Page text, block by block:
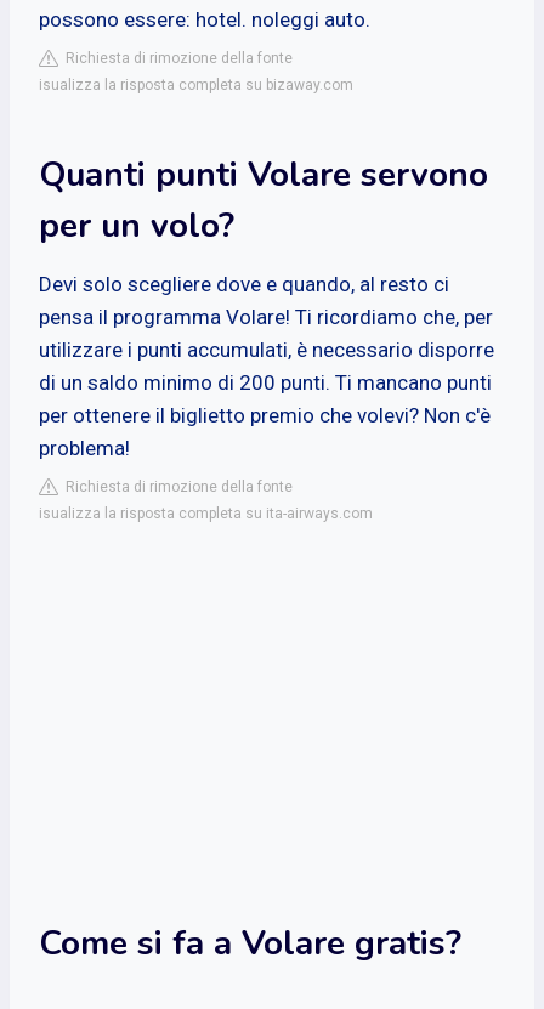
possono essere: hotel. noleggi auto.
Richiesta di rimozione della fonte
isualizza la risposta completa su bizaway.com
Quanti punti Volare servono
per un volo?
Devi solo scegliere dove e quando, al resto ci
pensa il programma Volare! Ti ricordiamo che, per
utilizzare i punti accumulati, è necessario disporre
di un saldo minimo di 200 punti. Ti mancano punti
per ottenere il biglietto premio che volevi? Non c'è
problema!
Richiesta di rimozione della fonte
isualizza la risposta completa su ita-airways.com
Come si fa a Volare gratis?